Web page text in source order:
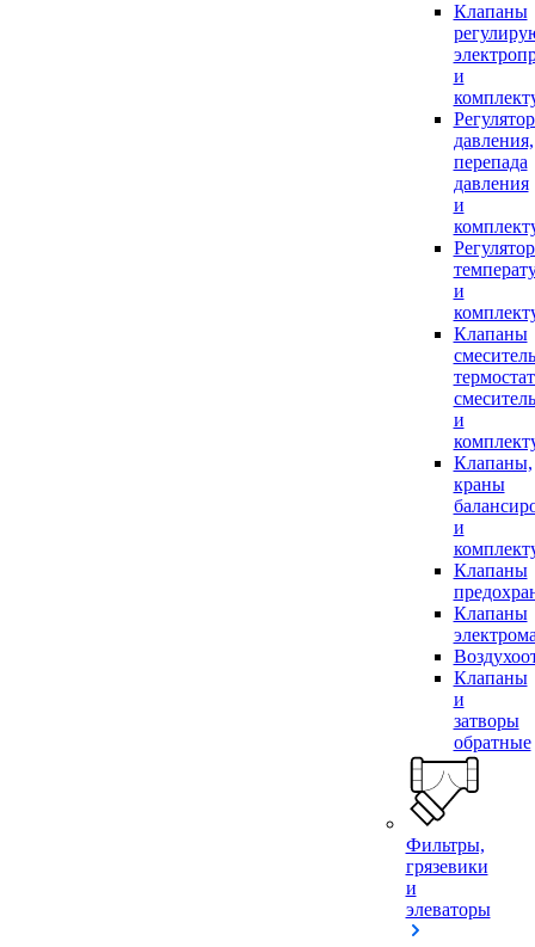
Клапаны
и
давления,
перепада
давления
и
и
Клапаны
и
Клапаны,
краны
и
Клапаны
Клапаны
Клапаны
и
затворы
обратные
Фильтры,
грязевики
и
элеваторы